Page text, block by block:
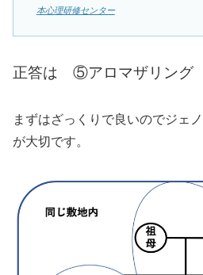
本心理研修センター
正答は ⑤アロマザリング
まずはざっくりで良いのでジェ
が大切です。